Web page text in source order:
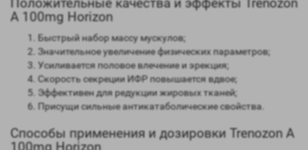
A 100mg Horizon
Быстрый набор массу мускулов;
Значительное увеличение физических параметров;
Усиливается половое влечение и эрекция;
Скорость секреции ИФР повышается вдвое;
Эффективен для редукции жировых тканей;
Присущи сильные антикатаболические свойства.
Способы применения и дозировки Trenozon A